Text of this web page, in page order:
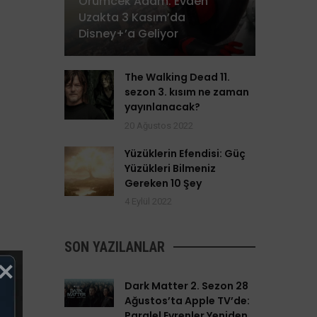
Uzakta 3 Kasım’da
Disney+’a Geliyor
The Walking Dead 11.
sezon 3. kısım ne zaman
yayınlanacak?
Yüzüklerin Efendisi: Güç
Yüzükleri Bilmeniz
Gereken 10 Şey
SON YAZILANLAR
Dark Matter 2. Sezon 28
Ağustos’ta Apple TV’de: